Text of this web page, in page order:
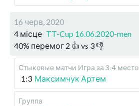
16 черв, 2020
4 місце TT-Cup 16.06.2020-men
40% перемог 2 👍 vs 3👎
Стыковые матчи Игра за 3-4 место
1:3 Максимчук Артем
Группа